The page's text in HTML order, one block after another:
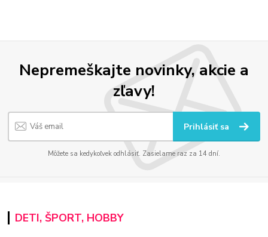
Nepremeškajte novinky, akcie a
zľavy!
Prihlásiť sa
Môžete sa kedykoľvek odhlásiť. Zasielame raz za 14 dní.
DETI, ŠPORT, HOBBY